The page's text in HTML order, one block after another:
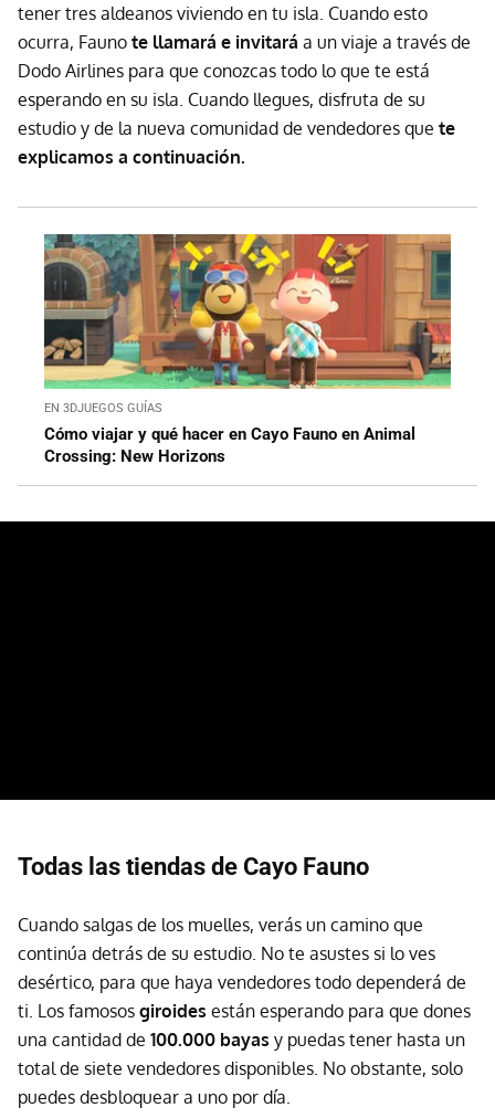
tener tres aldeanos viviendo en tu isla. Cuando esto
ocurra, Fauno te llamará e invitará a un viaje a través de
Dodo Airlines para que conozcas todo lo que te está
esperando en su isla. Cuando llegues, disfruta de su
estudio y de la nueva comunidad de vendedores que te
explicamos a continuación.
EN 3DJUEGOS GUÍAS
Cómo viajar y qué hacer en Cayo Fauno en Animal
Crossing: New Horizons
Todas las tiendas de Cayo Fauno
Cuando salgas de los muelles, verás un camino que
continúa detrás de su estudio. No te asustes si lo ves
desértico, para que haya vendedores todo dependerá de
ti. Los famosos giroides están esperando para que dones
una cantidad de 100.000 bayas y puedas tener hasta un
total de siete vendedores disponibles. No obstante, solo
puedes desbloquear a uno por día.